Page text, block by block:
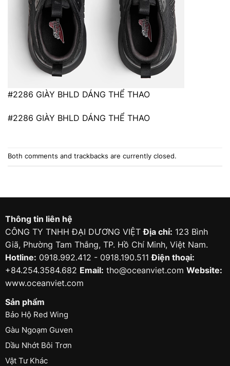
#2286 GIÀY BHLD DÁNG THỂ THAO
#2286 GIÀY BHLD DÁNG THỂ THAO
Both comments and trackbacks are currently closed.
Thông tin liên hệ
CÔNG TY TNHH ĐẠI DƯƠNG VIỆTĐịa chỉ: 123 Bình
Giã, Phường Tam Thắng, TP. Hồ Chí Minh, Việt Nam.
Hotline: 0918.992.412 - 0918.190.511Điện thoại:
+84.254.3584.682 Email: tho@oceanviet.com Website:
www.oceanviet.com
Sản phẩm
Bảo Hộ Red Wing
Gàu Ngoạm Guven
Dầu Nhớt Bôi Trơn
Vật Tư Khác